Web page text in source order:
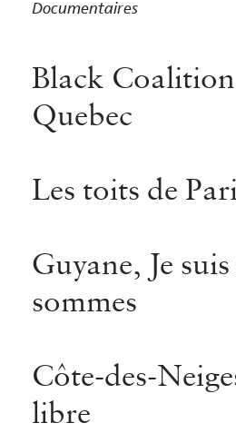
Documentaires
Black
Quebec
Les toits de
Guyane, Je
sommes
Côte-des-
libre